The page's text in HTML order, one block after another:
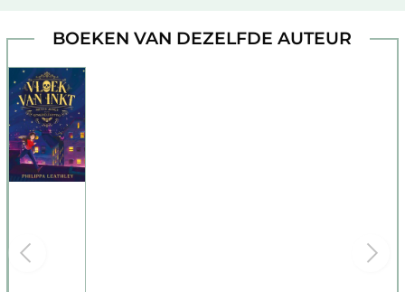
BOEKEN VAN DEZELFDE AUTEUR